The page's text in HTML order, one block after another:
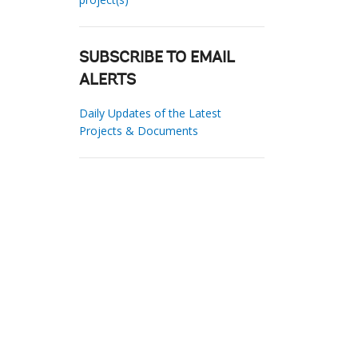
SUBSCRIBE TO EMAIL
ALERTS
Daily Updates of the Latest
Projects & Documents